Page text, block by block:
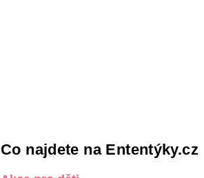
Co najdete na Ententýky.cz